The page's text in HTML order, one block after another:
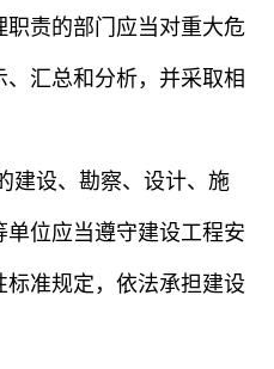
责的部门应当对重大危
汇总和分析，并采取相
建设、勘察、设计、施
位应当遵守建设工程安
准规定，依法承担建设